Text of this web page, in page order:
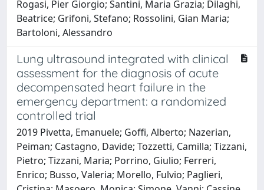
Rogasi, Pier Giorgio; Santini, Maria Grazia; Dilaghi,
Beatrice; Grifoni, Stefano; Rossolini, Gian Maria;
Bartoloni, Alessandro
Lung ultrasound integrated with clinical
assessment for the diagnosis of acute
decompensated heart failure in the
emergency department: a randomized
controlled trial
2019 Pivetta, Emanuele; Goffi, Alberto; Nazerian,
Peiman; Castagno, Davide; Tozzetti, Camilla; Tizzani,
Pietro; Tizzani, Maria; Porrino, Giulio; Ferreri,
Enrico; Busso, Valeria; Morello, Fulvio; Paglieri,